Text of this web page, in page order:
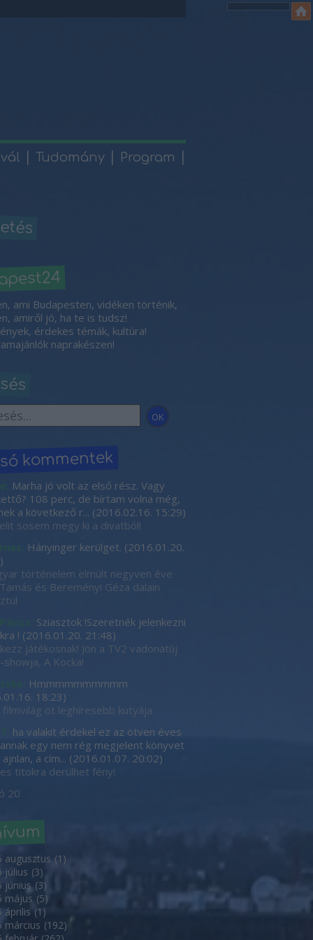
Tudomány Program
ami Budapesten, vidéken történik,
amiről jó, ha te is tudsz!
érdekes témák, kultúra!
naprakészen!
kommentek
Marha jó volt az első rész. Vagy
108 perc, de bírtam volna még,
a következő r... (2016.02.16. 15:29)
sosem megy ki a divatból!
Hányinger kerülget. (2016.01.20.
)
történelem elmúlt negyven éve
és Bereményi Géza dalain
Sziasztok !Szeretnék jelenkezni
! (2016.01.20. 21:48)
játékosnak! Jön a TV2 vadonatúj
showja, A Kocka!
Hmmmmmmmmmm
18:23)
filmvilág öt leghíresebb kutyája
ha valakit érdekel ez az ötven éves
egy nem rég megjelent könyvet
a cím... (2016.01.07. 20:02)
titokra derülhet fény!
20
augusztus (1 )
július (3)
június (3)
május (5)
április (1 )
március (192)